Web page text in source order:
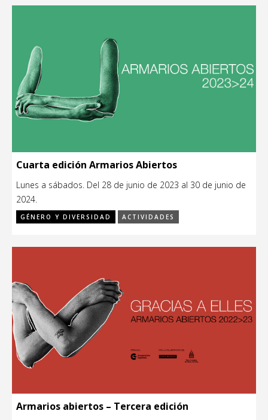
Cuarta edición Armarios Abiertos
Lunes a sábados. Del 28 de junio de 2023 al 30 de junio de
2024.
GÉNERO Y DIVERSIDAD ACTIVIDADES
Armarios abiertos – Tercera edición